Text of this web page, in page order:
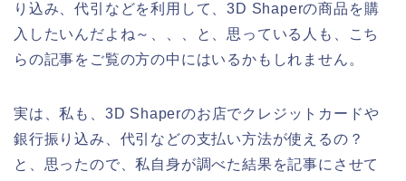
り込み、代引などを利用して、3D Shaperの商品を購
入したいんだよね～、、、と、思っている人も、こち
らの記事をご覧の方の中にはいるかもしれません。
実は、私も、3D Shaperのお店でクレジットカードや
銀行振り込み、代引などの支払い方法が使えるの？
と、思ったので、私自身が調べた結果を記事にさせて